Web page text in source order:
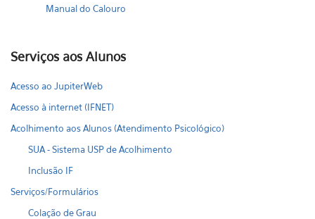
Manual do Calouro
Serviços aos Alunos
Acesso ao JupiterWeb
Acesso à internet (IFNET)
Acolhimento aos Alunos (Atendimento Psicológico)
SUA - Sistema USP de Acolhimento
Inclusão IF
Serviços/Formulários
Colação de Grau